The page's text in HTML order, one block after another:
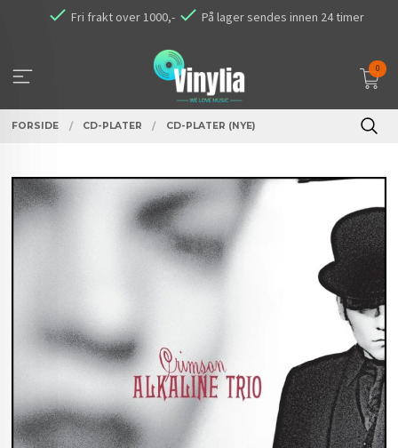
Fri frakt over 1000,- På lager sendes innen 24 timer
0
FORSIDE CD-PLATER CD-PLATER (NYE)